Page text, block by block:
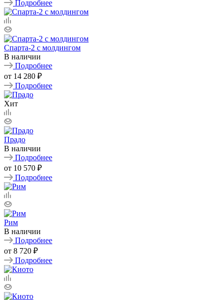
Подробнее
Спарта-2 с молдингом
В наличии
Подробнее
от 14 280 ₽
Подробнее
Хит
Прадо
В наличии
Подробнее
от 10 570 ₽
Подробнее
Рим
В наличии
Подробнее
от 8 720 ₽
Подробнее